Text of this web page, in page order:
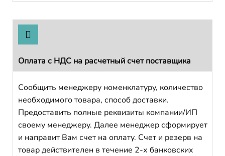
Оплата с НДС на расчетный счет поставщика
Сообщить менеджеру номенклатуру, количество
необходимого товара, способ доставки.
Предоставить полные реквизиты компании/ИП
своему менеджеру. Далее менеджер сформирует
и направит Вам счет на оплату. Счет и резерв на
товар действителен в течение 2-х банковских